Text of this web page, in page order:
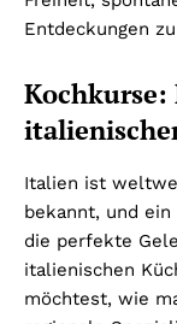
Entdeckungen
Kochkurse:
Italien ist
bekannt, und ein
die perfekte
italienischen
möchtest, wie